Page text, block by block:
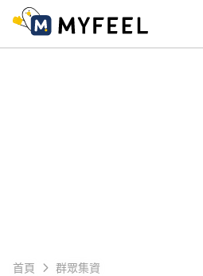
首頁
群眾集資